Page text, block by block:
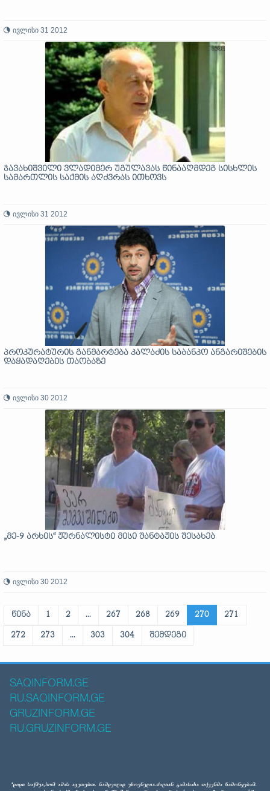
ივლისი 31 2012
ჯავახიშვილი ვლადიმერ უგულავას წინააღმდეგ სისხლის
სამართლის საქმის აღძვრას ითხოვს
ივლისი 31 2012
პროკურატურის განმარტება კალაძის საბანკო ანგარიშების
დაყადაღების თაობაზე
ივლისი 30 2012
„მე-9 არხის“ ჟურნალისტი მისი შანტაჟის შესახებ
ივლისი 30 2012
წინა 1 2 ... 267 268 269 270 271
272 273 ... 303 304 შემდეგი
SAQINFORM.GE
RU.SAQINFORM.GE
GRUZINFORM.GE
RU.GRUZINFORM.GE